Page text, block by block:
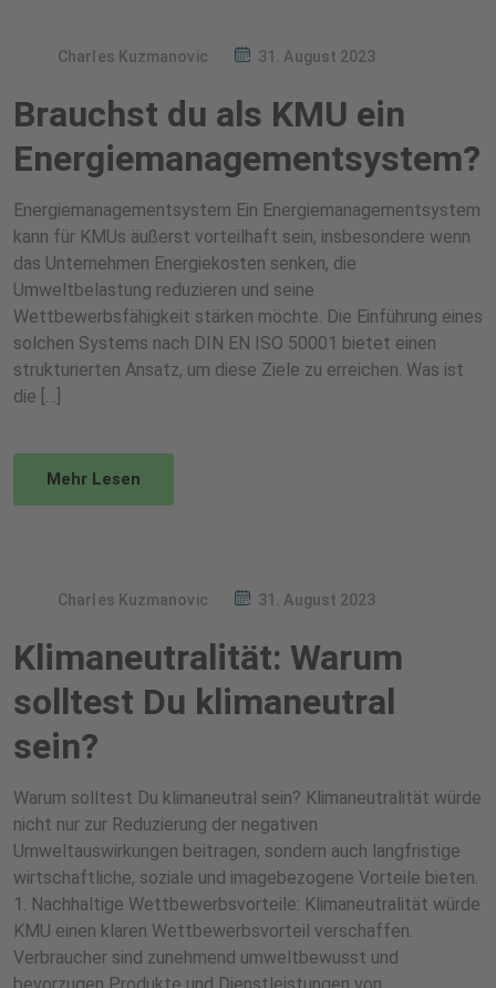
Charles Kuzmanovic 31. August 2023
Brauchst du als KMU ein
Energiemanagementsystem?
Energiemanagementsystem Ein Energiemanagementsystem
kann für KMUs äußerst vorteilhaft sein, insbesondere wenn
das Unternehmen Energiekosten senken, die
Umweltbelastung reduzieren und seine
Wettbewerbsfähigkeit stärken möchte. Die Einführung eines
solchen Systems nach DIN EN ISO 50001 bietet einen
strukturierten Ansatz, um diese Ziele zu erreichen. Was ist
die […]
Mehr Lesen
Charles Kuzmanovic 31. August 2023
Klimaneutralität: Warum
solltest Du klimaneutral
sein?
Warum solltest Du klimaneutral sein? Klimaneutralität würde
nicht nur zur Reduzierung der negativen
Umweltauswirkungen beitragen, sondern auch langfristige
wirtschaftliche, soziale und imagebezogene Vorteile bieten.
1. Nachhaltige Wettbewerbsvorteile: Klimaneutralität würde
KMU einen klaren Wettbewerbsvorteil verschaffen.
Verbraucher sind zunehmend umweltbewusst und